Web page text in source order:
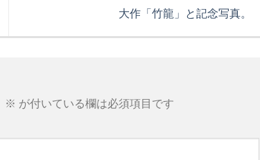
大作「竹龍」と記念写真。
※ が付いている欄は必須項目です